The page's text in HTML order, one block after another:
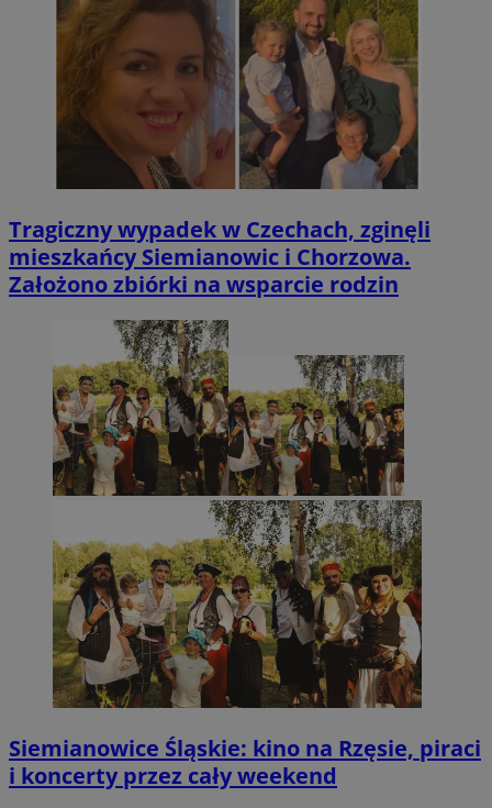
Tragiczny wypadek w Czechach, zginęli
mieszkańcy Siemianowic i Chorzowa.
Założono zbiórki na wsparcie rodzin
Siemianowice Śląskie: kino na Rzęsie, piraci
i koncerty przez cały weekend